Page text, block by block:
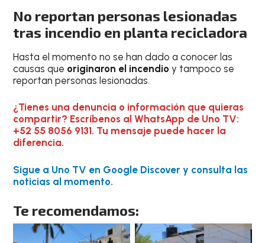
No reportan personas lesionadas
tras incendio en planta recicladora
Hasta el momento no se han dado a conocer las
causas que originaron el incendio y tampoco se
reportan personas lesionadas.
¿Tienes una denuncia o información que quieras
compartir? Escríbenos al WhatsApp de Uno TV:
+52 55 8056 9131. Tu mensaje puede hacer la
diferencia.
Sigue a Uno TV en Google Discover y consulta las
noticias al momento.
Te recomendamos: